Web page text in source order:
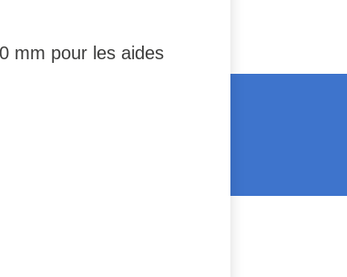
mm pour les aides